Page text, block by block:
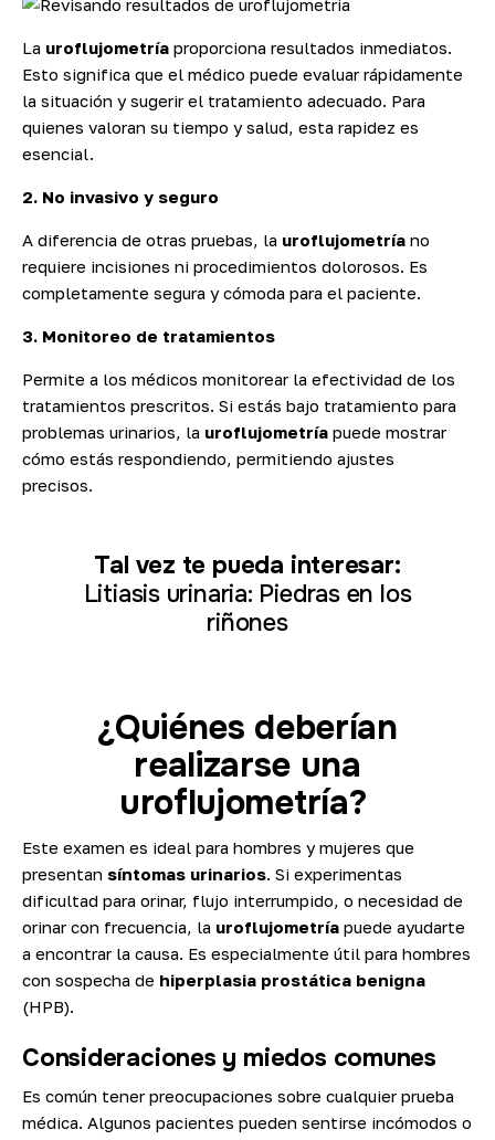
La uroflujometría proporciona resultados inmediatos.
Esto significa que el médico puede evaluar rápidamente
la situación y sugerir el tratamiento adecuado. Para
quienes valoran su tiempo y salud, esta rapidez es
esencial.
2. No invasivo y seguro
A diferencia de otras pruebas, la uroflujometría no
requiere incisiones ni procedimientos dolorosos. Es
completamente segura y cómoda para el paciente.
3. Monitoreo de tratamientos
Permite a los médicos monitorear la efectividad de los
tratamientos prescritos. Si estás bajo tratamiento para
problemas urinarios, la uroflujometría puede mostrar
cómo estás respondiendo, permitiendo ajustes
precisos.
Tal vez te pueda interesar:
Litiasis urinaria: Piedras en los
riñones
¿Quiénes deberían
realizarse una
uroflujometría?
Este examen es ideal para hombres y mujeres que
presentan síntomas urinarios . Si experimentas
dificultad para orinar, flujo interrumpido, o necesidad de
orinar con frecuencia, la uroflujometría puede ayudarte
a encontrar la causa. Es especialmente útil para hombres
con sospecha de hiperplasia prostática benigna
(HPB).
Consideraciones y miedos comunes
Es común tener preocupaciones sobre cualquier prueba
médica. Algunos pacientes pueden sentirse incómodos o